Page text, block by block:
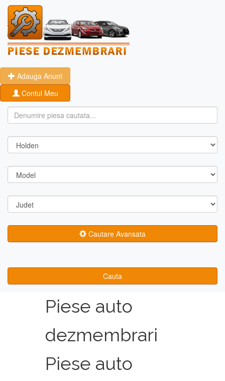
Adauga Anunt
Contul Meu
Cautare Avansata
Cauta
Piese auto
dezmembrari
Piese auto